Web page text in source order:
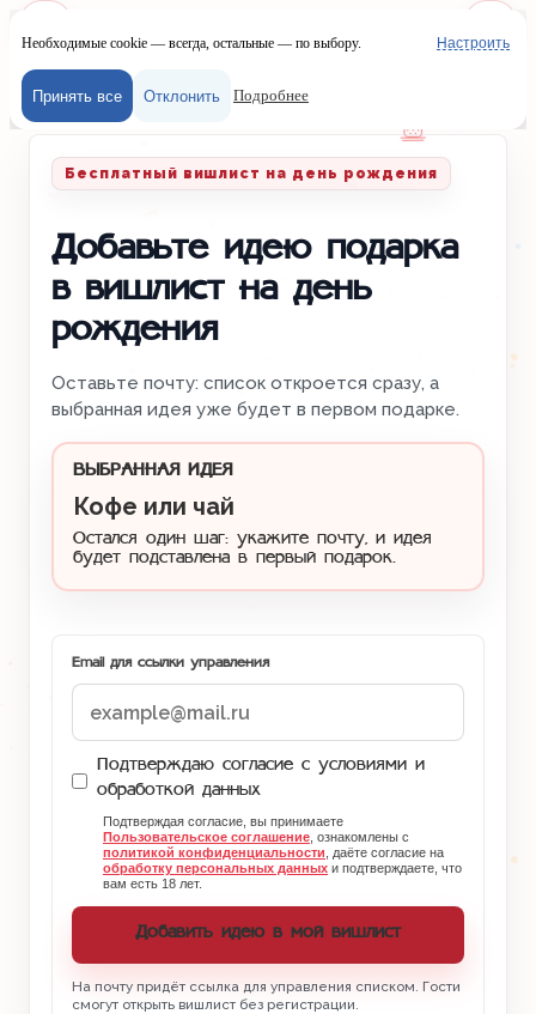
Меню Войти
Главная/Вишлисты/День рождения
Бесплатный вишлист на день рождения
Добавьте идею подарка
в вишлист на день
рождения
Оставьте почту: список откроется сразу, а
выбранная идея уже будет в первом подарке.
ВЫБРАННАЯ ИДЕЯ
Кофе или чай
Остался один шаг: укажите почту, и идея
будет подставлена в первый подарок.
Email для ссылки управления
Подтверждаю согласие с условиями и
обработкой данных
Подтверждая согласие, вы принимаете
Пользовательское соглашение , ознакомлены с
политикой конфиденциальности , даёте согласие на
обработку персональных данных и подтверждаете, что
вам есть 18 лет.
Добавить идею в мой вишлист
На почту придёт ссылка для управления списком. Гости
смогут открыть вишлист без регистрации.
Наш сайт
Настроить
Необходимые cookie — всегда, остальные — по выбору.
Принять все Отклонить Подробнее